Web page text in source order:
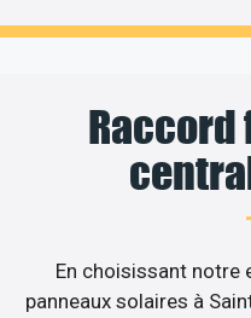
Raccord
En choisissant notre
panneaux solaires à